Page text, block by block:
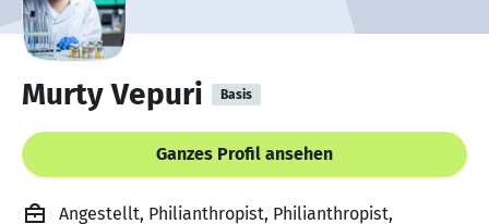
Murty Vepuri Basis
Ganzes Profil ansehen
Angestellt, Philianthropist, Philianthropist,